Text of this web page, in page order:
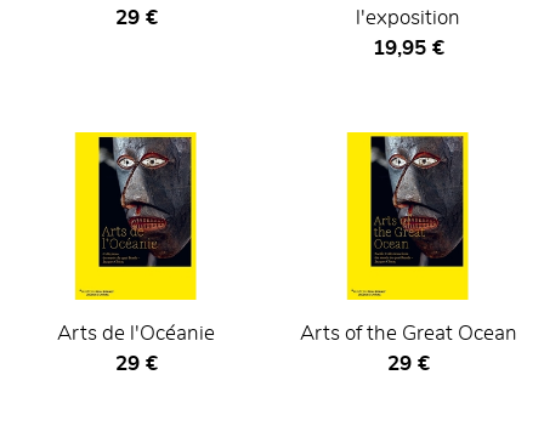
Prix ​​actuel
29 €
l'exposition
Prix ​​actuel
19,95 €
Arts de l'Océanie
Prix ​​actuel
29 €
Arts of the Great Ocean
Prix ​​actuel
29 €